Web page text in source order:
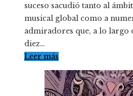
suceso sacudió tanto al
musical global como a
admiradores que, a lo largo
diez…
Leer más